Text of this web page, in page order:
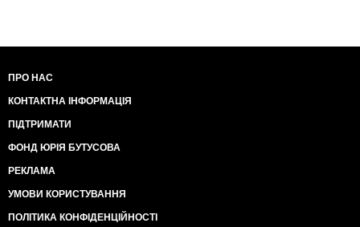
ПРО НАС
КОНТАКТНА ІНФОРМАЦІЯ
ПІДТРИМАТИ
ФОНД ЮРІЯ БУТУСОВА
РЕКЛАМА
УМОВИ КОРИСТУВАННЯ
ПОЛІТИКА КОНФІДЕНЦІЙНОСТІ